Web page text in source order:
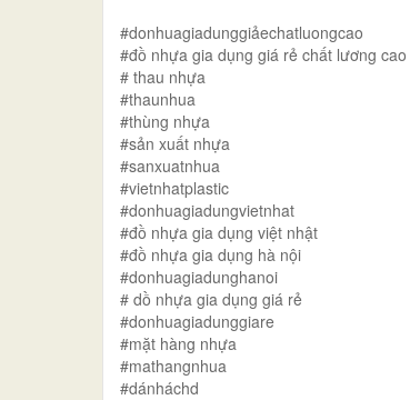
#donhuagiadunggiảechatluongcao
#đồ nhựa gia dụng giá rẻ chất lương cao
# thau nhựa
#thaunhua
#thùng nhựa
#sản xuất nhựa
#sanxuatnhua
#vietnhatplastic
#donhuagiadungvietnhat
#đồ nhựa gia dụng việt nhật
#đồ nhựa gia dụng hà nội
#donhuagiadunghanoi
# dồ nhựa gia dụng giá rẻ
#donhuagiadunggiare
#mặt hàng nhựa
#mathangnhua
#dánháchd